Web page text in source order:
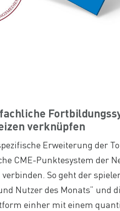
verknüpfen
Erweiterung der
CME-Punktesystem der
So geht der
Nutzer des Monats“ und
einher mit einem